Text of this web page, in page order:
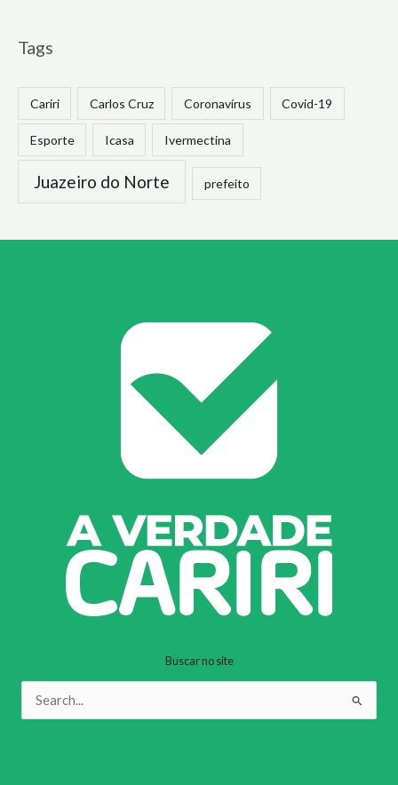
Tags
Cariri Carlos Cruz Coronavírus Covid-19
Esporte Icasa Ivermectina
Juazeiro do Norte prefeito
Buscar no site
Pesquisar